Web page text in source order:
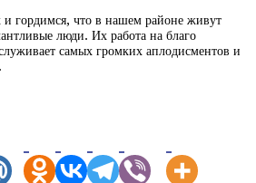
и гордимся, что в нашем районе живут
люди. Их работа на благо
самых громких аплодисментов и